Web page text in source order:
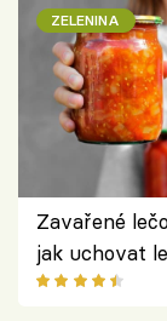
ZELENINA
Zavařené
jak uchovat